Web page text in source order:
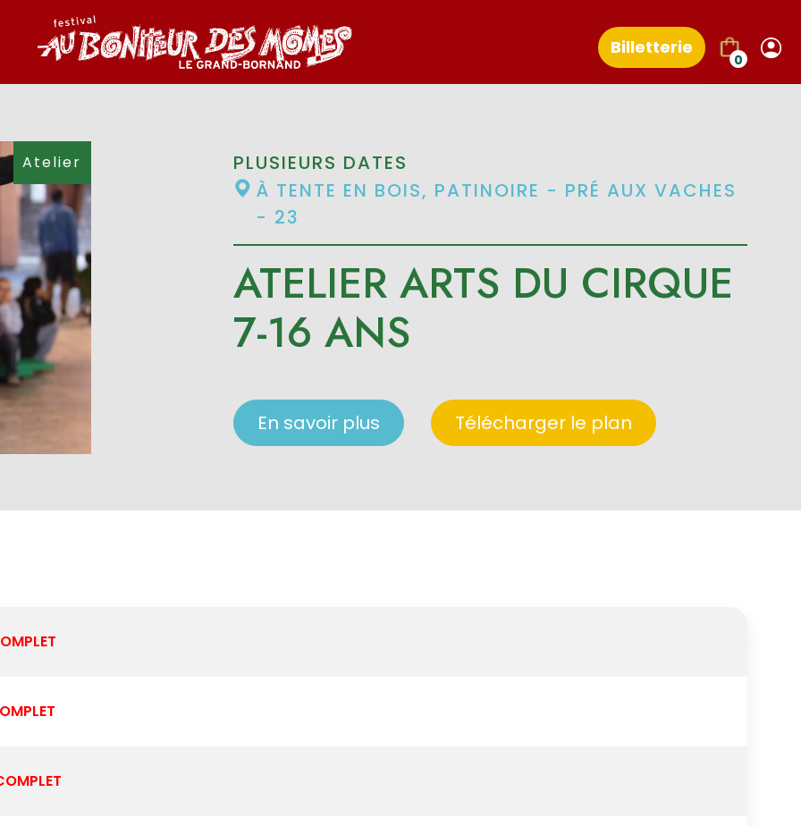
Billetterie
0
Atelier
PLUSIEURS DATES
À TENTE EN BOIS, PATINOIRE - PRÉ AUX VACHES
- 23
ATELIER ARTS DU CIRQUE
7-16 ANS
Télécharger le plan
En savoir plus